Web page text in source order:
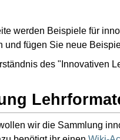
werden Beispiele für
und fügen Sie neue
des "Innovativen
wir die Sammlung